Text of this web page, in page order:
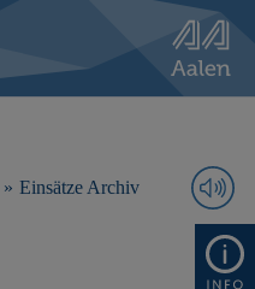
Einsätze Archiv